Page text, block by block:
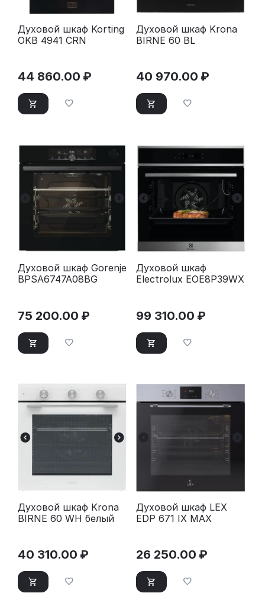
Духовой шкаф Korting
OKB 4941 CRN
44 860.00 ₽
Духовой шкаф Krona
BIRNE 60 BL
40 970.00 ₽
Духовой шкаф Gorenje
BPSA6747A08BG
75 200.00 ₽
Духовой шкаф
Electrolux EOE8P39WX
99 310.00 ₽
Духовой шкаф Krona
BIRNE 60 WH белый
40 310.00 ₽
Духовой шкаф LEX
EDP 671 IX MAX
26 250.00 ₽